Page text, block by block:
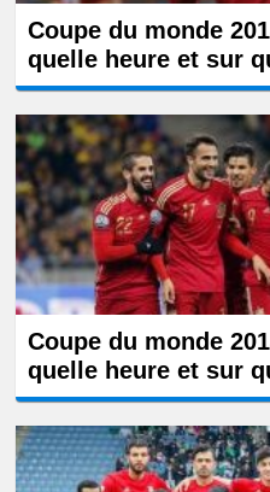
Coupe du monde
quelle heure et sur
Coupe du monde
quelle heure et sur